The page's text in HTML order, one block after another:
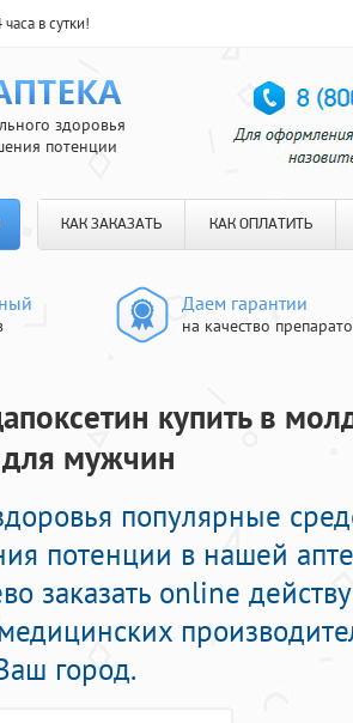
в сутки!
здоровья
потенции
КАК ЗАКАЗАТЬ КАК ОПЛАТИТЬ
Даем гарантии
на качество
купить в
мужчин
популярные
потенции в нашей
заказать online
город.